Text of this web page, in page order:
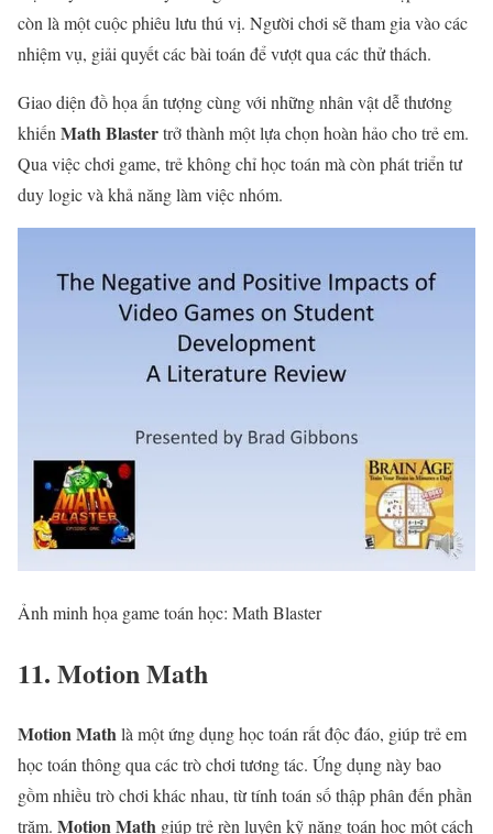
còn là một cuộc phiêu lưu thú vị. Người chơi sẽ tham gia vào các
nhiệm vụ, giải quyết các bài toán để vượt qua các thử thách.
Giao diện đồ họa ấn tượng cùng với những nhân vật dễ thương
khiến Math Blastertrở thành một lựa chọn hoàn hảo cho trẻ em.
Qua việc chơi game, trẻ không chỉ học toán mà còn phát triển tư
duy logic và khả năng làm việc nhóm.
Ảnh minh họa game toán học: Math Blaster
11. Motion Math
Motion Mathlà một ứng dụng học toán rất độc đáo, giúp trẻ em
học toán thông qua các trò chơi tương tác. Ứng dụng này bao
gồm nhiều trò chơi khác nhau, từ tính toán số thập phân đến phần
trăm. Motion Math giúp trẻ rèn luyện kỹ năng toán học một cách